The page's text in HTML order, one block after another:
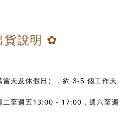
說明 ✿
天及休假日），約 3-5 個工作天
至週五13:00 - 17:00，週六至週